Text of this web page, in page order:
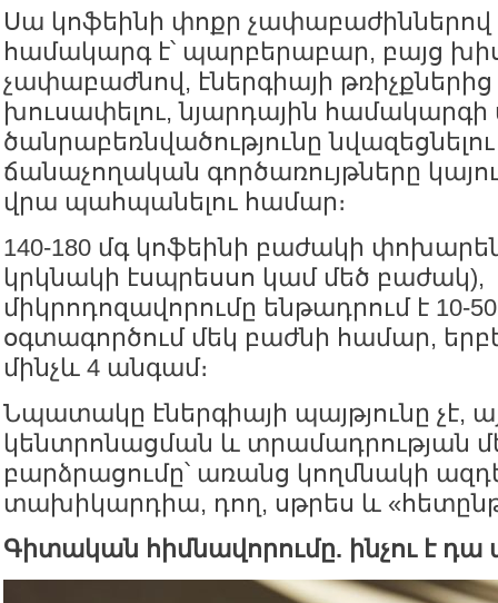
Սա կոֆեինի փոքր
համակարգ է՝ պարբերաբար, բայց
չափաբաժնով, էներգիայի
խուսափելու, նյարդային համակարգի
ծանրաբեռնվածությունը
ճանաչողական գործառույթները
վրա պահպանելու համար։
140-180 մգ կոֆեինի բաժակի
կրկնակի էսպրեսսո կամ մեծ բաժակ),
միկրոդոզավորումը ենթադրում է 10-
օգտագործում մեկ բաժնի համար,
մինչև 4 անգամ։
Նպատակը էներգիայի պայթյունը չէ,
կենտրոնացման և տրամադրության
բարձրացումը՝ առանց կողմնակի
տախիկարդիա, դող, սթրես և
Գիտական հիմնավորումը. ինչու է